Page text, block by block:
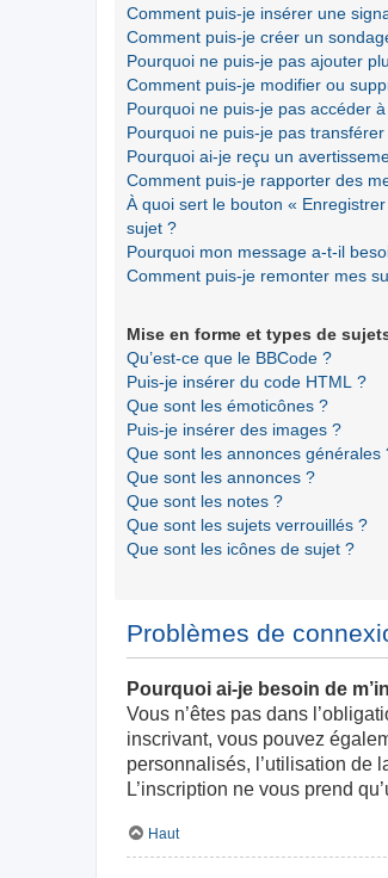
Comment puis-je insérer une
Comment puis-je créer un
Pourquoi ne puis-je pas ajouter
Comment puis-je modifier ou
Pourquoi ne puis-je pas accéder
Pourquoi ne puis-je pas
Pourquoi ai-je reçu un
Comment puis-je rapporter des
À quoi sert le bouton «
sujet ?
Pourquoi mon message a-t-il
Comment puis-je remonter mes
Mise en forme et types de
Qu’est-ce que le BBCode ?
Puis-je insérer du code HTML ?
Que sont les émoticônes ?
Puis-je insérer des images ?
Que sont les annonces générales
Que sont les annonces ?
Que sont les notes ?
Que sont les sujets verrouillés ?
Que sont les icônes de sujet ?
Problèmes de
Pourquoi ai-je besoin de
Vous n’êtes pas dans
inscrivant, vous pouvez
personnalisés, l’utilisation de
L’inscription ne vous prend
Haut